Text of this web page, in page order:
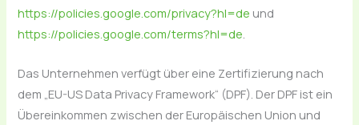
https://policies.google.com/privacy?hl=de und
https://policies.google.com/terms?hl=de
Das Unternehmen verfügt über eine Zertifizierung nach
dem „EU-US Data Privacy Framework“ (DPF). Der DPF ist ein
Übereinkommen zwischen der Europäischen Union und